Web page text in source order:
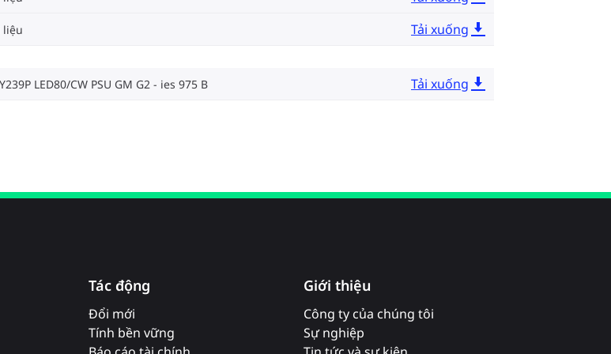
liệu Tải xuống
LED80/CW PSU GM G2 ies 975 B Tải xuống
Tác động
Đổi mới
Tính bền vững
Giới thiệu
Công ty của chúng tôi
Sự nghiệp